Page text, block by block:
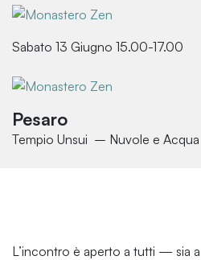
Sabato 13 Giugno 15.00-17.00
Pesaro
Tempio Unsui – Nuvole e Acqua
L’incontro è aperto a tutti — sia a